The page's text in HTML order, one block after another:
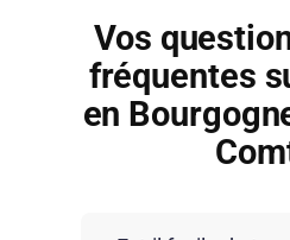
Vos
fréquentes
en